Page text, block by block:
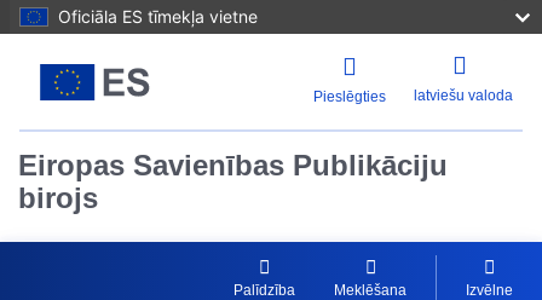
Oficiāla ES tīmekļa vietne
Pieslēgties latviešu valoda
Eiropas Savienības Publikāciju
birojs
Palīdzība Meklēšana Izvēlne